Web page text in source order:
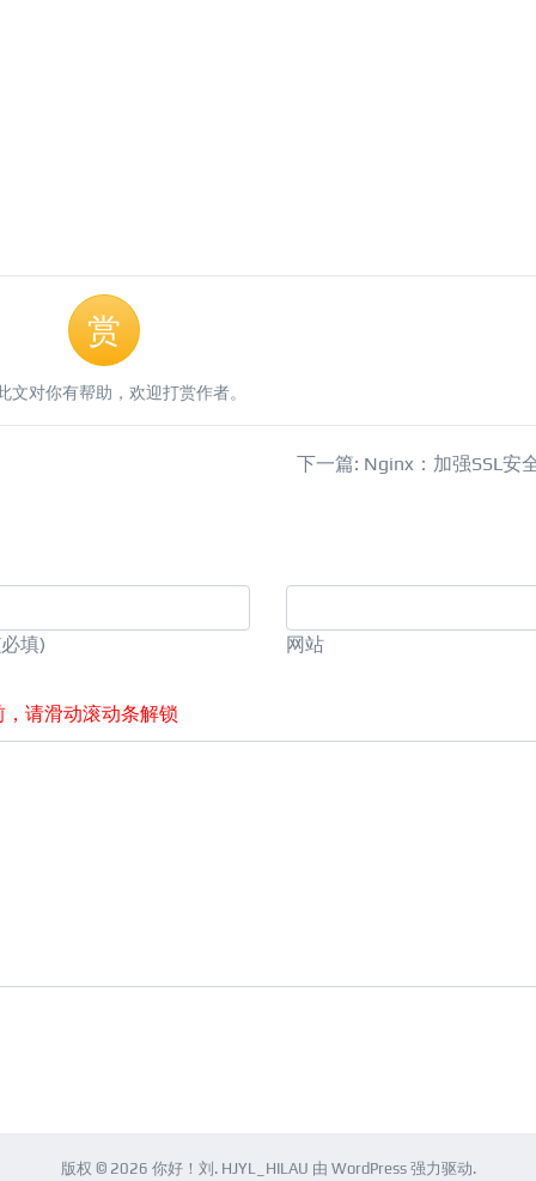
赏
文对你有帮助，欢迎打赏作者。
下一篇: Nginx：加强SSL安
填) 网站
请滑动滚动条解锁
版权 © 2026 你好！刘 . HJYL_HILAU 由 WordPress强力驱动.